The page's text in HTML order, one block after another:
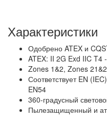
Характеристики
Одобрено ATEX и
ATEX: II 2G Exd IIC T4
Zones 1&2, Zones
Соответствует EN
EN54
360-градусный
Пылезащищенный и